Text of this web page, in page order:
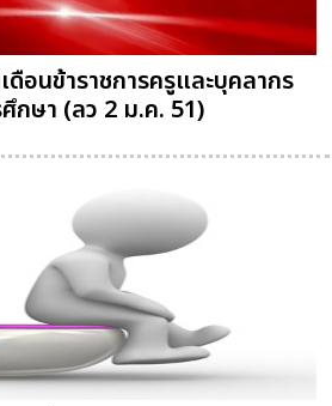
ดือนข้าราชการครูและบุคลากร
กษา (ลว 2 ม.ค. 51)